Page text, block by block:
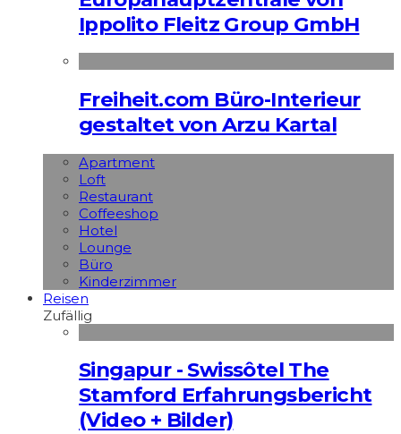
Ippolito Fleitz Group GmbH
Freiheit.com Büro-Interieur
gestaltet von Arzu Kartal
Apart­ment
Loft
Restaurant
Coffeeshop
Hotel
Lounge
Büro
Kinderzimmer
Reisen
Zufällig
Singapur - Swissôtel The
Stamford Erfahrungsbericht
(Video + Bilder)